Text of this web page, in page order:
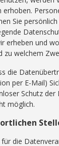
Sie
erheben und
zu welchem
die
per E-Mail)
Schutz
möglich.
die